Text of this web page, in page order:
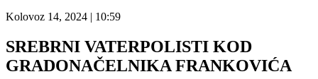
Kolovoz 14, 2024 | 10:59
SREBRNI VATERPOLISTI KOD
GRADONAČELNIKA FRANKOVIĆA